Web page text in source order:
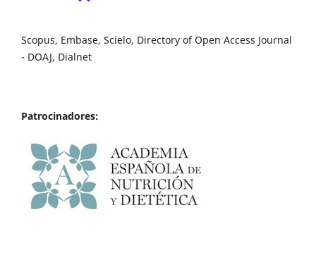
Scopus, Embase, Scielo, Directory of Open Access Journal
- DOAJ, Dialnet
Patrocinadores: